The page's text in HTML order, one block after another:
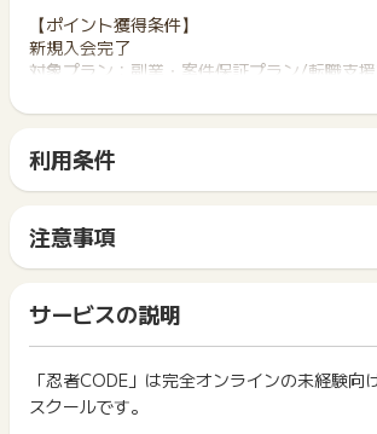
【ポイント獲得条件】
新規入会完了
対象プラン：副業・案件保証プラン/転職支
※はじめて忍者CODEのサービスをご利用さ
【ポイント獲得対象外条件】
※不備・不正・虚偽・重複・いたずら・キャン
※その他お申込内容に不備がある場合
【お問い合わせ必要情報】
・お問い合わせ内容
・識別子
・広告ID、広告名
・登録メールアドレス
・申込者氏名
利用条件
サイトに移動してからお申し込みやお買い物
間に、同じブラウザ（※）で他のサイトに移
ト獲得ができません。
「 サイトへ行ってポイントGET 」ボタンを
ス・お買い物利用時で、デバイス・ブラウザ
イント獲得ができません。
2回以上同じお買い物・サービスをご利用さ
ポイントタウンに戻り、「 サイトへ行ってポ
注意事項
一部のサービスにつきましては、1商品につ
は切り捨てとなります。
ポイント獲得が1ポイント未満のものは切り
ント履歴には記載されません。
原則として広告主側のポイント等を利用して
につきましては、ポイントタウンのポイント
サービスの説明
「忍者CODE」は完全オンラインの未経験向
スクールです。